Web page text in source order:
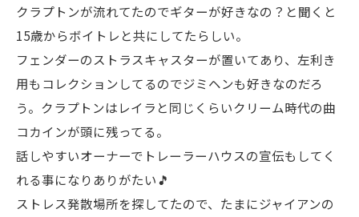
クラプトンが流れてたのでギターが好きなの？と聞くと
15歳からボイトレと共にしてたらしい。
フェンダーのストラスキャスターが置いてあり、左利き
用もコレクションしてるのでジミヘンも好きなのだろ
う。クラプトンはレイラと同じくらいクリーム時代の曲
コカインが頭に残ってる。
話しやすいオーナーでトレーラーハウスの宣伝もしてく
れる事になりありがたい🎵
ストレス発散場所を探してたので、たまにジャイアンの